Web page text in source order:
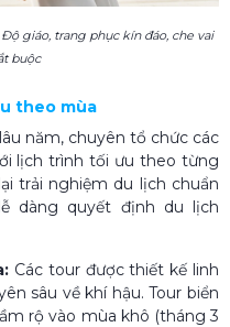
giáo, trang phục kín đáo, che vai
buộc
theo mùa
năm, chuyên tổ chức các
lịch trình tối ưu theo từng
trải nghiệm du lịch chuẩn
dàng quyết định du lịch
Các tour được thiết kế linh
sâu về khí hậu. Tour biển
rộ vào mùa khô (tháng 3